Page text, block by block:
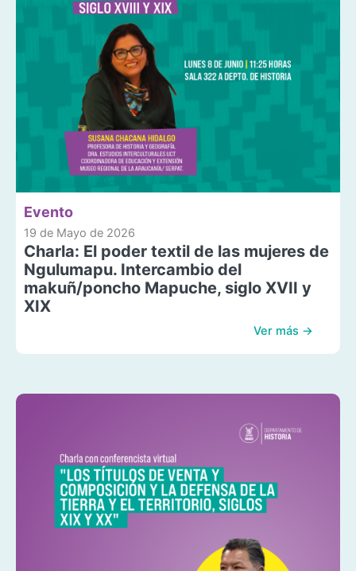
Evento
19 de Mayo de 2026
Charla: El poder textil de las mujeres de
Ngulumapu. Intercambio del
makuñ/poncho Mapuche, siglo XVII y
XIX
Ver más →